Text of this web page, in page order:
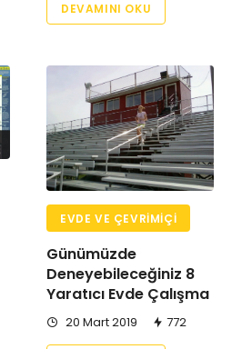
DEVAMINI OKU
EVDE VE ÇEVRIMIÇI
Günümüzde
Deneyebileceğiniz 8
Yaratıcı Evde Çalışma
20 Mart 2019 772